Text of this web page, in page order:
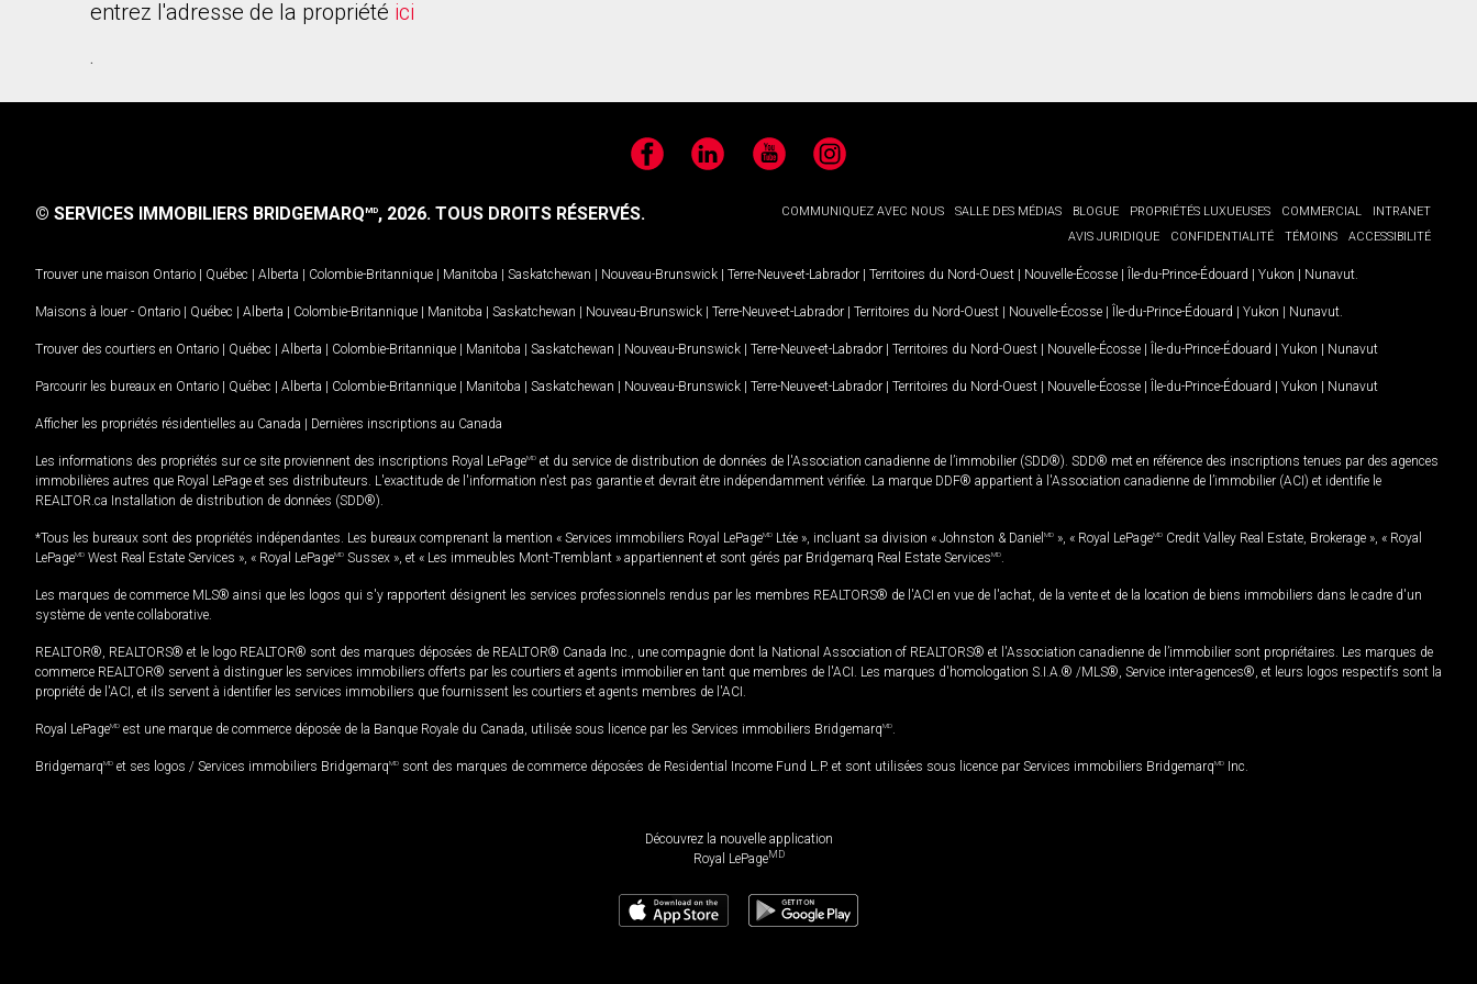
entrez l'adresse de la propriété ici
.
FacebookLinkedIn YouTubeInstagram
COMMUNIQUEZ AVEC NOUS SALLE DES MÉDIAS BLOGUE PROPRIÉTÉS LUXUEUSES COMMERCIAL
INTRANET
AVIS JURIDIQUE
CONFIDENTIALITÉ TÉMOINS ACCESSIBILITÉ
© SERVICES IMMOBILIERS BRIDGEMARQMD, 2026. TOUS DROITS RÉSERVÉS.
Trouver une maison Ontario | Québec | Alberta | Colombie-Britannique | Manitoba | Saskatchewan | Nouveau-Brunswick | Terre-Neuve-et-Labrador | Territoires du Nord-Ouest | Nouvelle-Écosse | Île-du-Prince-Édouard | Yukon | Nunavut
Maisons à louer - Ontario | Québec | Alberta | Colombie-Britannique | Manitoba | Saskatchewan | Nouveau-Brunswick | Terre-Neuve-et-Labrador | Territoires du Nord-Ouest | Nouvelle-Écosse | Île-du-Prince-Édouard | Yukon | Nunavut
Trouver des courtiers en Ontario | Québec | Alberta | Colombie-Britannique | Manitoba | Saskatchewan | Nouveau-Brunswick | Terre-Neuve-et-Labrador | Territoires du Nord-Ouest | Nouvelle-Écosse | Île-du-Prince-Édouard | Yukon | Nunavut
Parcourir les bureaux en Ontario | Québec | Alberta | Colombie-Britannique | Manitoba | Saskatchewan | Nouveau-Brunswick | Terre-Neuve-et-Labrador | Territoires du Nord-Ouest | Nouvelle-Écosse | Île-du-Prince-Édouard | Yukon | Nunavut
Afficher les propriétés résidentielles au Canada | Dernières inscriptions au Canada
Les informations des propriétés sur ce site proviennent des inscriptions Royal LePageMD et du service de distribution de données de l'Association canadienne de l’immobilier (SDD®). SDD® met en référence des inscriptions tenues par des agences
immobilières autres que Royal LePage et ses distributeurs. L'exactitude de l'information n'est pas garantie et devrait être indépendamment vérifiée. La marque DDF® appartient à l'Association canadienne de l’immobilier (ACI) et identifie le
REALTOR.ca Installation de distribution de données (SDD®).
*Tous les bureaux sont des propriétés indépendantes. Les bureaux comprenant la mention « Services immobiliers Royal LePageMD Ltée », incluant sa division « Johnston & Daniel MD », « Royal LePageMD Credit Valley Real Estate, Brokerage », « Royal
LePageMD West Real Estate Services », « Royal LePageMD Sussex », et « Les immeubles Mont-Tremblant » appartiennent et sont gérés par Bridgemarq Real Estate ServicesMD
Les marques de commerce MLS® ainsi que les logos qui s'y rapportent désignent les services professionnels rendus par les membres REALTORS® de l'ACI en vue de l'achat, de la vente et de la location de biens immobiliers dans le cadre d'un
système de vente collaborative.
REALTOR®, REALTORS® et le logo REALTOR® sont des marques déposées de REALTOR® Canada Inc., une compagnie dont la National Association of REALTORS® et l'Association canadienne de l’immobilier sont propriétaires. Les marques de
commerce REALTOR® servent à distinguer les services immobiliers offerts par les courtiers et agents immobilier en tant que membres de l'ACI. Les marques d'homologation S.I.A.® /MLS®, Service inter-agences®, et leurs logos respectifs sont la
propriété de l'ACI, et ils servent à identifier les services immobiliers que fournissent les courtiers et agents membres de l'ACI.
Royal LePageMD est une marque de commerce déposée de la Banque Royale du Canada, utilisée sous licence par les Services immobiliers BridgemarqMD
BridgemarqMD et ses logos / Services immobiliers BridgemarqMD sont des marques de commerce déposées de Residential Income Fund L.P. et sont utilisées sous licence par Services immobiliers BridgemarqMD Inc.
Découvrez la nouvelle application
Royal LePageMD